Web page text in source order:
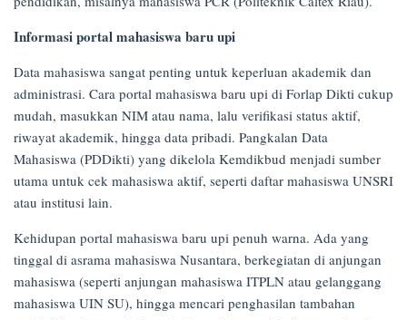
Informasi portal mahasiswa baru upi
Data mahasiswa sangat penting untuk keperluan akademik dan
administrasi. Cara portal mahasiswa baru upi di Forlap Dikti cukup
mudah, masukkan NIM atau nama, lalu verifikasi status aktif,
riwayat akademik, hingga data pribadi. Pangkalan Data
Mahasiswa (PDDikti) yang dikelola Kemdikbud menjadi sumber
utama untuk cek mahasiswa aktif, seperti daftar mahasiswa UNSRI
atau institusi lain.
Kehidupan portal mahasiswa baru upi penuh warna. Ada yang
tinggal di asrama mahasiswa Nusantara, berkegiatan di anjungan
mahasiswa (seperti anjungan mahasiswa ITPLN atau gelanggang
mahasiswa UIN SU), hingga mencari penghasilan tambahan